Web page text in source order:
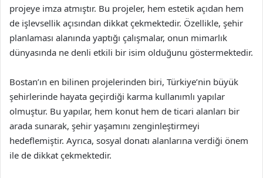
projeye imza atmıştır. Bu projeler, hem estetik açıdan hem
de işlevsellik açısından dikkat çekmektedir. Özellikle, şehir
planlaması alanında yaptığı çalışmalar, onun mimarlık
dünyasında ne denli etkili bir isim olduğunu göstermektedir.
Bostan’ın en bilinen projelerinden biri, Türkiye’nin büyük
şehirlerinde hayata geçirdiği karma kullanımlı yapılar
olmuştur. Bu yapılar, hem konut hem de ticari alanları bir
arada sunarak, şehir yaşamını zenginleştirmeyi
hedeflemiştir. Ayrıca, sosyal donatı alanlarına verdiği önem
ile de dikkat çekmektedir.